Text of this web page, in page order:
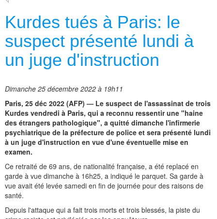
Kurdes tués à Paris: le
suspect présenté lundi à
un juge d'instruction
Dimanche 25 décembre 2022 à 19h11
Paris, 25 déc 2022 (AFP) — Le suspect de l'assassinat de trois
Kurdes vendredi à Paris, qui a reconnu ressentir une "haine
des étrangers pathologique", a quitté dimanche l'infirmerie
psychiatrique de la préfecture de police et sera présenté lundi
à un juge d'instruction en vue d'une éventuelle mise en
examen.
Ce retraité de 69 ans, de nationalité française, a été replacé en
garde à vue dimanche à 16h25, a indiqué le parquet. Sa garde à
vue avait été levée samedi en fin de journée pour des raisons de
santé.
Depuis l'attaque qui a fait trois morts et trois blessés, la piste du